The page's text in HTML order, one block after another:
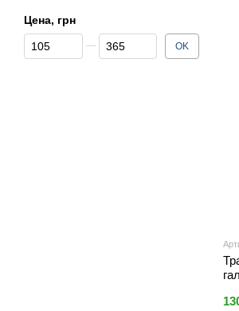
и
Цена, грн
От Цена, грн
До Цена, грн OK